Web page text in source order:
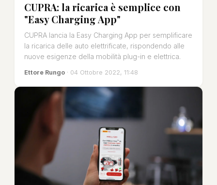
CUPRA: la ricarica è semplice con
"Easy Charging App"
CUPRA lancia la Easy Charging App per semplificare
la ricarica delle auto elettrificate, rispondendo alle
nuove esigenze della mobilità plug-in e elettrica.
Ettore Rungo · 04 Ottobre 2022, 11:48